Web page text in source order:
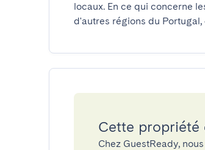
locaux. En ce qui concerne
d'autres régions du
Cette propriété
Chez GuestReady,